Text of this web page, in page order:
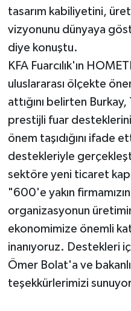
tasarım kabiliyetini,
vizyonunu dünyaya
diye konuştu.
KFA Fuarcılık'ın
uluslararası ölçekte
attığını belirten Burkay,
prestijli fuar
önem taşıdığını ifade
destekleriyle
sektöre yeni ticaret
"600'e yakın firmamızın
organizasyonun
ekonomimize önemli
inanıyoruz. Destekleri
Ömer Bolat'a ve
teşekkürlerimizi